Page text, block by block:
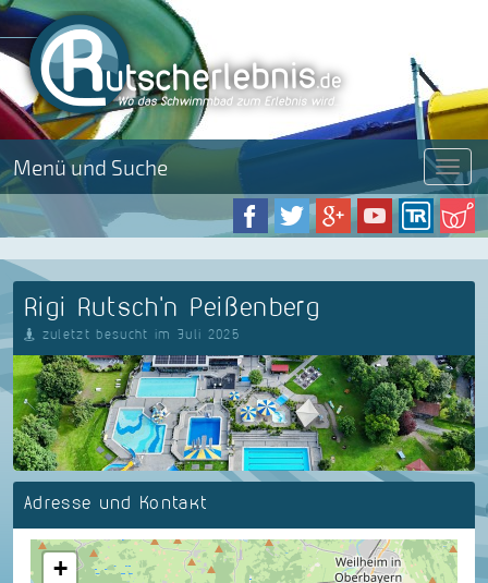
Menü und Suche Menü
Rigi Rutsch'n Peißenberg
zuletzt besucht im Juli 2025
Adresse und Kontakt
+